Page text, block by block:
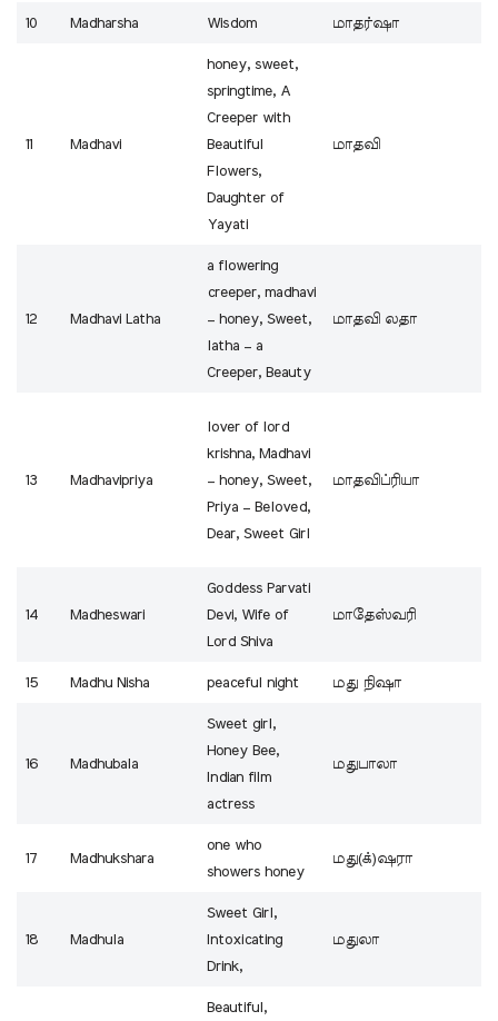
10 Madharsha Wisdom மாதர்ஷா
11 Madhavi
honey, sweet,
springtime, A
Creeper with
Beautiful
Flowers,
Daughter of
Yayati
மாதவி
12 Madhavi Latha
a flowering
creeper, madhavi
– honey, Sweet,
latha – a
Creeper, Beauty
மாதவி லதா
13 Madhavipriya
lover of lord
krishna, Madhavi
– honey, Sweet,
Priya – Beloved,
Dear, Sweet Girl
மாதவிப்ரியா
14 Madheswari
Goddess Parvati
Devi, Wife of
Lord Shiva
மாதேஸ்வரி
15 Madhu Nisha peaceful night மது நிஷா
16 Madhubala
Sweet girl,
Honey Bee,
Indian film
actress
மதுபாலா
17 Madhukshara
one who
showers honey
மது(க்)ஷரா
18 Madhula
Sweet Girl,
Intoxicating
Drink,
மதுலா
Beautiful,